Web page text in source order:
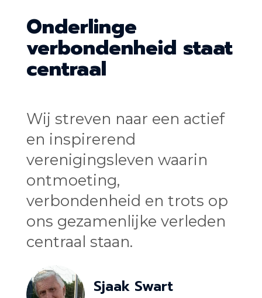
Onderlinge
verbondenheid staat
centraal
Wij streven naar een actief
en inspirerend
verenigingsleven waarin
ontmoeting,
verbondenheid en trots op
ons gezamenlijke verleden
centraal staan.
Sjaak Swart